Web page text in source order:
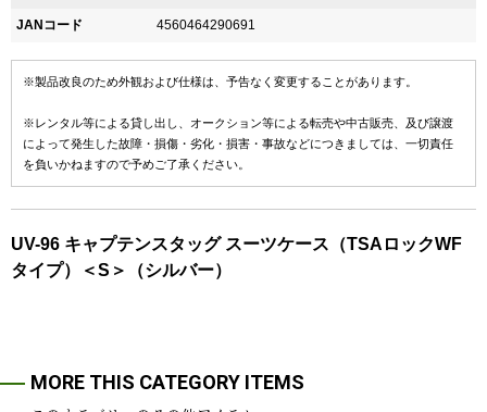
JANコード 4560464290691
※製品改良のため外観および仕様は、予告なく変更することがあります。
※レンタル等による貸し出し、オークション等による転売や中古販売、及び譲渡
によって発生した故障・損傷・劣化・損害・事故などにつきましては、一切責任
を負いかねますので予めご了承ください。
UV-96 キャプテンスタッグ スーツケース（TSAロックWF
タイプ）＜S＞（シルバー）
MORE THIS CATEGORY ITEMS